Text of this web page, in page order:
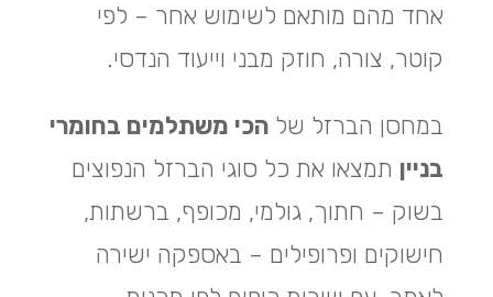
אחד מהם מותאם לשימוש אחר – לפי
קוטר, צורה, חוזק מבני וייעוד הנדסי.
במחסן הברזל של הכי משתלמים בחומרי
בניין תמצאו את כל סוגי הברזל הנפוצים
בשוק – חתוך, גולמי, מכופף, ברשתות,
חישוקים ופרופילים – באספקה ישירה